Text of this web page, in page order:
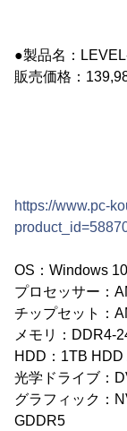
●製品名：
販売価格：
https://www.pc-
OS：Windows
プロセッサー：
チップセット：
メモリ：DDR4-
HDD：1TB HDD
光学ドライブ：
グラフィック：
GDDR5